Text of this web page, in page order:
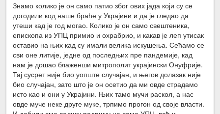
Знамо колико је он само патио због ових јада који су се
догодили код наше браће у Украјини и да је гледао да
утеши кад је год могао. Колико је он само свештеника,
епископа из УПЦ примио и охрабрио, и какав је леп утисак
оставио на њих кад су имали велика искушења. Сећамо се
сви оне литије, једне од последњих пре пандемије, кад
нам је дошао блаженши митрополит украјински Онуфрије.
Тај сусрет није био уопште случајан, и његов долазак није
био случајан, зато што је он осетио да ми овде страдамо
исто као и они у Украјини. Њих тамо мучи раскол, а нас
овде муче неке друге муке, трпимо прогон од своје власти.